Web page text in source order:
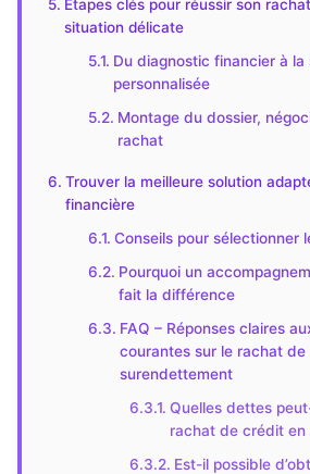
Étapes clés pour réussir son
situation délicate
Du diagnostic financier à la
personnalisée
Montage du dossier,
rachat
Trouver la meilleure solution
financière
Conseils pour sélectionner
Pourquoi un
fait la différence
FAQ – Réponses claires
courantes sur le rachat
surendettement
Quelles dettes
rachat de crédit
Est-il possible